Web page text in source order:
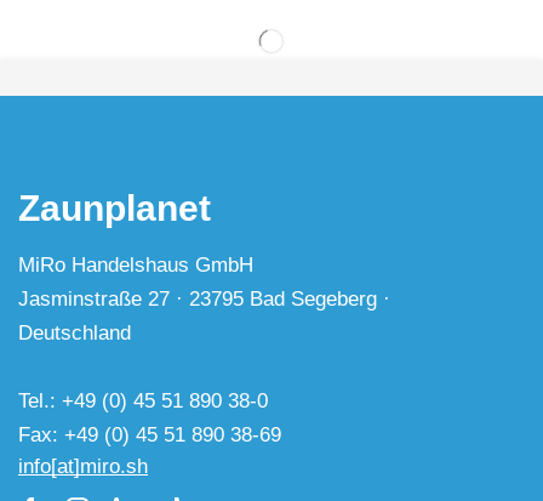
Zaunplanet
MiRo Handelshaus GmbH
Jasminstraße 27 · 23795 Bad Segeberg ·
Deutschland
Tel.: +49 (0) 45 51 890 38-0
Fax: +49 (0) 45 51 890 38-69
info[at]miro.sh